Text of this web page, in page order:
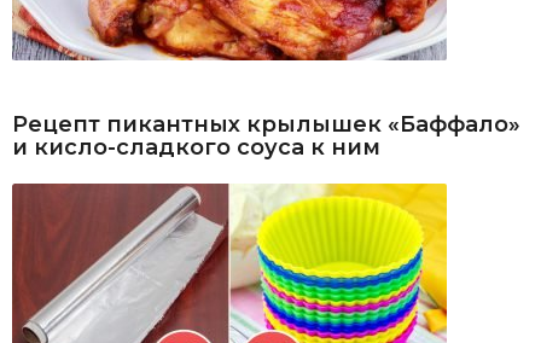
Рецепт пикантных крылышек «Баффало»
и кисло-сладкого соуса к ним